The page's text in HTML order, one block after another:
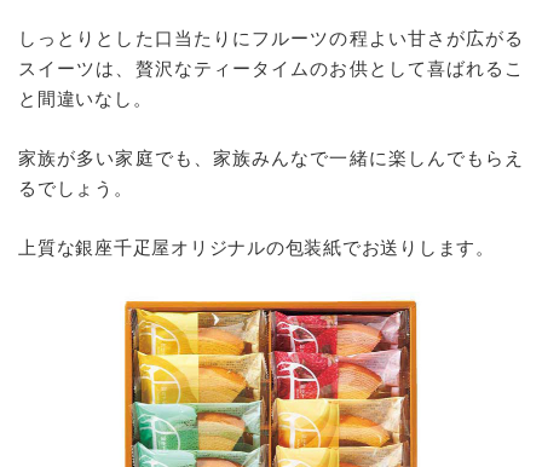
しっとりとした口当たりにフルーツの程よい甘さが広がる
スイーツは、贅沢なティータイムのお供として喜ばれるこ
と間違いなし。
家族が多い家庭でも、家族みんなで一緒に楽しんでもらえ
るでしょう。
上質な銀座千疋屋オリジナルの包装紙でお送りします。